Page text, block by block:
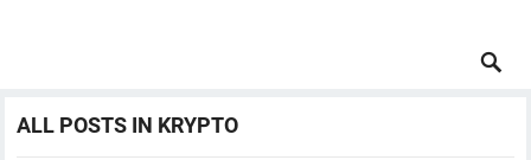
ALL POSTS IN KRYPTO